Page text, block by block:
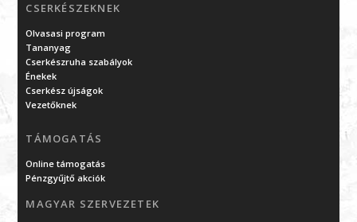
CSERKÉSZEKNEK
Olvasasi program
Tananyag
Cserkészruha szabályok
Énekek
Cserkész újságok
Vezetőknek
TÁMOGATÁS
Online támogatás
Pénzgyűjtő akciók
MAGYAR SZERVEZETEK